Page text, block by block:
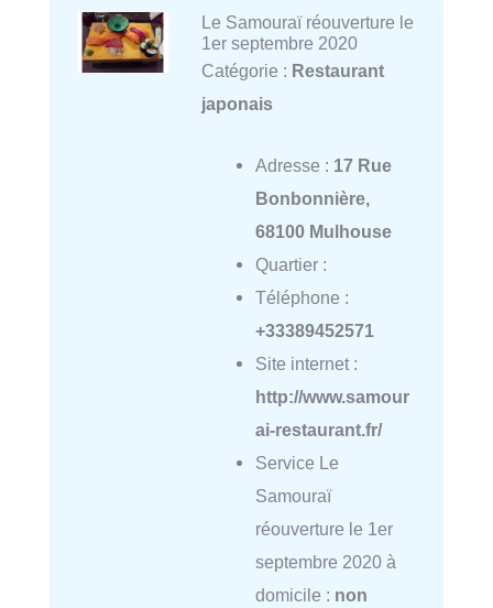
Le Samouraï réouverture le
1er septembre 2020
Catégorie : Restaurant
japonais
Adresse : 17 Rue
Bonbonnière,
68100 Mulhouse
Quartier :
Téléphone :
+33389452571
Site internet :
http://www.samour
ai-restaurant.fr/
Service Le
Samouraï
réouverture le 1er
septembre 2020 à
domicile : non